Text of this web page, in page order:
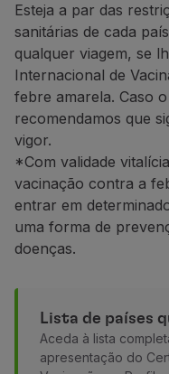
Gestão da Reserva
Extras e Upgrades
Fatura online
TAP Vouchers
Extras
Alugar carro
Alojamento
Check-in
Informações de
TAP Miles&Go
Programa TAP
Conhecer o
Parceiros
Club TAP Miles&Go
Promoções e
Esteja a par das
sanitárias de cada
qualquer viagem, se
Internacional de
febre amarela. Caso
recomendamos que
vigor.
*Com validade
vacinação contra a
entrar em
uma forma de
doenças.
Lista de países
Aceda à lista
apresentação do